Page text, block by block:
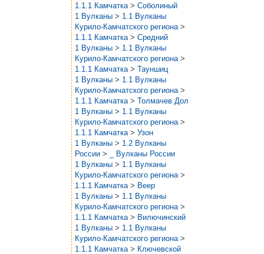
1.1.1 Камчатка > Соболиный
1 Вулканы > 1.1 Вулканы
Курило-Камчатского региона >
1.1.1 Камчатка > Средний
1 Вулканы > 1.1 Вулканы
Курило-Камчатского региона >
1.1.1 Камчатка > Тауншиц
1 Вулканы > 1.1 Вулканы
Курило-Камчатского региона >
1.1.1 Камчатка > Толмачев Дол
1 Вулканы > 1.1 Вулканы
Курило-Камчатского региона >
1.1.1 Камчатка > Узон
1 Вулканы > 1.2 Вулканы
России >
_ Вулканы России
1 Вулканы > 1.1 Вулканы
Курило-Камчатского региона >
1.1.1 Камчатка > Веер
1 Вулканы > 1.1 Вулканы
Курило-Камчатского региона >
1.1.1 Камчатка > Вилючинский
1 Вулканы > 1.1 Вулканы
Курило-Камчатского региона >
1.1.1 Камчатка > Ключевской